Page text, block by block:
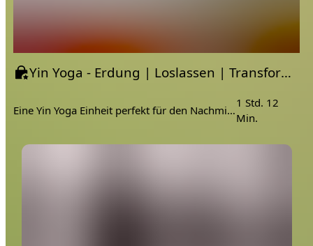
Yin Yoga - Erdung | Loslassen | Transformieren mit Daniela
Eine Yin Yoga Einheit perfekt für den Nachmittag.
1 Std. 12
Min.